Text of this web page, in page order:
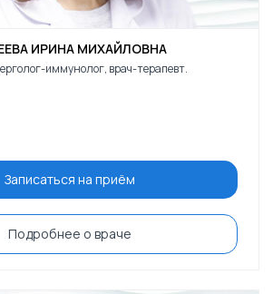
ИРИНА МИХАЙЛОВНА
иммунолог, врач-терапевт.
Записаться на приём
Подробнее о враче